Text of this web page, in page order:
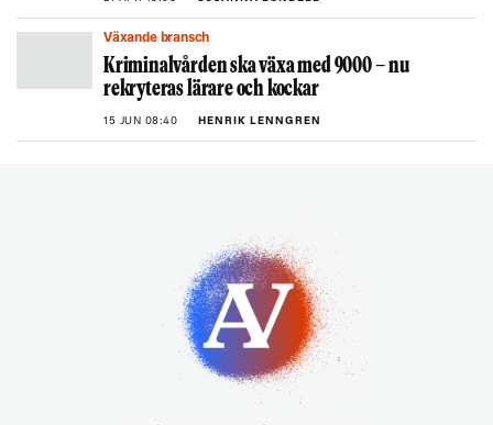
Växande bransch
Kriminalvården ska växa med 9000 – nu
rekryteras lärare och kockar
15 JUN 08:40 HENRIK LENNGREN